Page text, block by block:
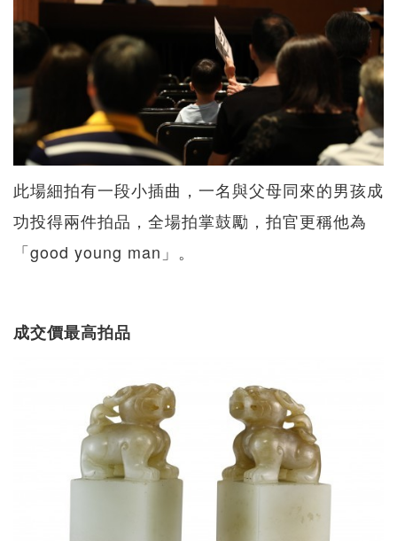
此場細拍有一段小插曲，一名與父母同來的男孩成
功投得兩件拍品，全場拍掌鼓勵，拍官更稱他為
「good young man」。
成交價最高拍品